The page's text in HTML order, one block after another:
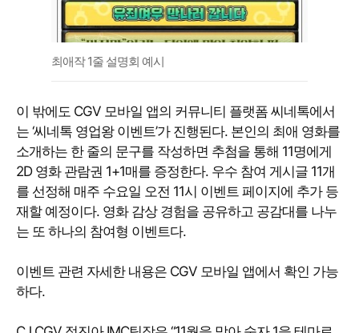
최애작 1줄 설명회 예시
이 밖에도 CGV 모바일 앱의 커뮤니티 플랫폼 씨네톡에서
는 ‘씨네톡 영업왕 이벤트’가 진행된다. 본인의 최애 영화를
소개하는 한 줄의 문구를 작성하면 추첨을 통해 11명에게
2D 영화 관람권 1+1매를 증정한다. 우수 참여 게시글 11개
를 선정해 매주 수요일 오전 11시 이벤트 페이지에 추가 등
재할 예정이다. 영화 감상 경험을 공유하고 공감대를 나누
는 또 하나의 참여형 이벤트다.
이벤트 관련 자세한 내용은 CGV 모바일 앱에서 확인 가능
하다.